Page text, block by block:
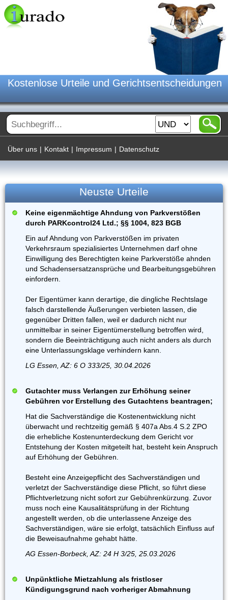
Kostenlose Urteile und Gerichtsentscheidungen
Über uns | Kontakt | Impressum | Datenschutz
Neuste Urteile
Keine eigenmächtige Ahndung von Parkverstößen
durch PARKcontrol24 Ltd.; §§ 1004, 823 BGB
Ein auf Ahndung von Parkverstößen im privaten
Verkehrsraum spezialisiertes Unternehmen darf ohne
Einwilligung des Berechtigten keine Parkverstöße ahnden
und Schadensersatzansprüche und Bearbeitungsgebühren
einfordern.
Der Eigentümer kann derartige, die dingliche Rechtslage
falsch darstellende Äußerungen verbieten lassen, die
gegenüber Dritten fallen, weil er dadurch nicht nur
unmittelbar in seiner Eigentümerstellung betroffen wird,
sondern die Beeinträchtigung auch nicht anders als durch
eine Unterlassungsklage verhindern kann.
LG Essen, AZ: 6 O 333/25, 30.04.2026
Gutachter muss Verlangen zur Erhöhung seiner
Gebühren vor Erstellung des Gutachtens beantragen;
Hat die Sachverständige die Kostenentwicklung nicht
überwacht und rechtzeitig gemäß § 407a Abs.4 S.2 ZPO
die erhebliche Kostenunterdeckung dem Gericht vor
Entstehung der Kosten mitgeteilt hat, besteht kein Anspruch
auf Erhöhung der Gebühren.
Besteht eine Anzeigepflicht des Sachverständigen und
verletzt der Sachverständige diese Pflicht, so führt diese
Pflichtverletzung nicht sofort zur Gebührenkürzung. Zuvor
muss noch eine Kausalitätsprüfung in der Richtung
angestellt werden, ob die unterlassene Anzeige des
Sachverständigen, wäre sie erfolgt, tatsächlich Einfluss auf
die Beweisaufnahme gehabt hätte.
AG Essen-Borbeck, AZ: 24 H 3/25, 25.03.2026
Unpünktliche Mietzahlung als fristloser
Kündigungsgrund nach vorheriger Abmahnung